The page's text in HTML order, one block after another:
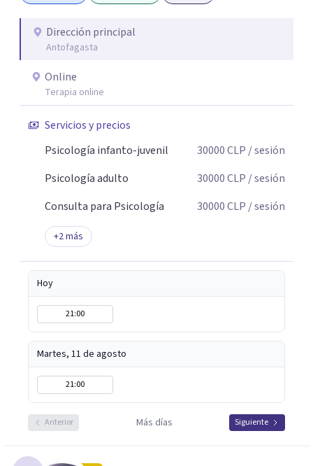
Dirección principal
Antofagasta
Online
Terapia online
Servicios y precios
Psicología infanto-juvenil
30000CLP / sesión
Psicología adulto
30000CLP / sesión
Consulta para Psicología
30000CLP / sesión
+2más
Hoy
21:00
Martes, 11 de agosto
21:00
Anterior Más días Siguiente